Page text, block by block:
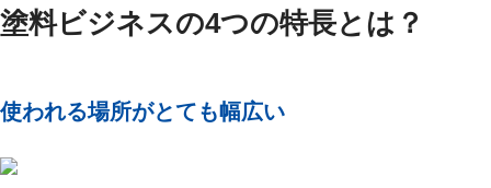
塗料ビジネスの4つの特長とは？
使われる場所がとても幅広い